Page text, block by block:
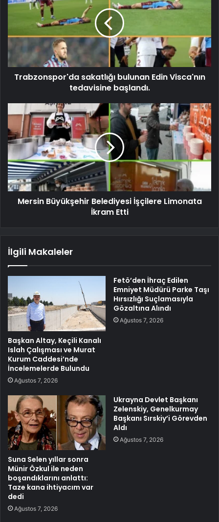
Trabzonspor'da sakatlığı bulunan Edin Visca'nın
tedavisine başlandı.
Mersin Büyükşehir Belediyesi İşçilere Limonata
İkram Etti
İlgili Makaleler
Başkan Altay, Keçili Kanalı
Islah Çalışması ve Murat
Kurum Caddesi’nde
İncelemelerde Bulundu
Ağustos 7, 2026
Fetö’den İhraç Edilen
Emniyet Müdürü Parke Taşı
Hırsızlığı Suçlamasıyla
Gözaltına Alındı
Ağustos 7, 2026
Suna Selen yıllar sonra
Münir Özkul ile neden
boşandıklarını anlattı:
Taze kana ihtiyacım var
dedi
Ağustos 7, 2026
Ukrayna Devlet Başkanı
Zelenskiy, Genelkurmay
Başkanı Sırskiy’i Görevden
Aldı
Ağustos 7, 2026